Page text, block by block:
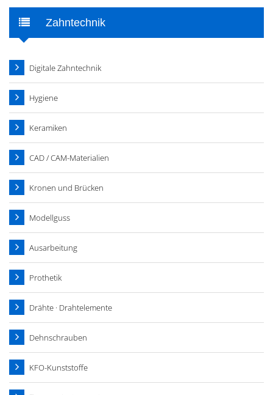
Zahntechnik
Digitale Zahntechnik
Hygiene
Keramiken
CAD / CAM-Materialien
Kronen und Brücken
Modellguss
Ausarbeitung
Prothetik
Drähte · Drahtelemente
Dehnschrauben
KFO-Kunststoffe